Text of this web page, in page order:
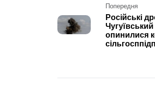
navigation
Попередня
Російські
опинилися